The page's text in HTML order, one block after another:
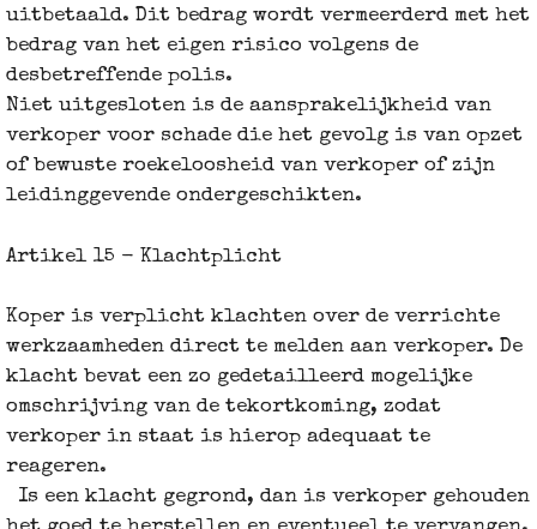
uitbetaald. Dit bedrag wordt vermeerderd met het
bedrag van het eigen risico volgens de
desbetreffende polis.
Niet uitgesloten is de aansprakelijkheid van
verkoper voor schade die het gevolg is van opzet
of bewuste roekeloosheid van verkoper of zijn
leidinggevende ondergeschikten.
Artikel 15 - Klachtplicht
Koper is verplicht klachten over de verrichte
werkzaamheden direct te melden aan verkoper. De
klacht bevat een zo gedetailleerd mogelijke
omschrijving van de tekortkoming, zodat
verkoper in staat is hierop adequaat te
reageren.
Is een klacht gegrond, dan is verkoper gehouden